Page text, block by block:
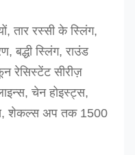
46 51.4
48 55.9
तार रस्सी के स्लिंग,
बद्धी स्लिंग, राउंड
रेसिस्टेंट सीरीज़
चेन होइस्ट्स,
शेकल्स अप तक 1500